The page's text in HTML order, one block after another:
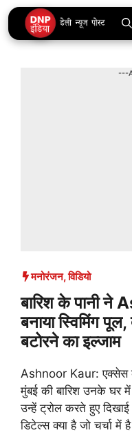
Skip
to
content
---
मनोरंजन,विडियो
बारिश के पानी
बनाया स्विमिंग
बटोरने का इल्जाम
Ashnoor Kaur: एक्सेस
मुंबई की बारिश उनके घर
उन्हें ट्रोल करते हुए
डिटेल्स क्या है जो चर्चा में है